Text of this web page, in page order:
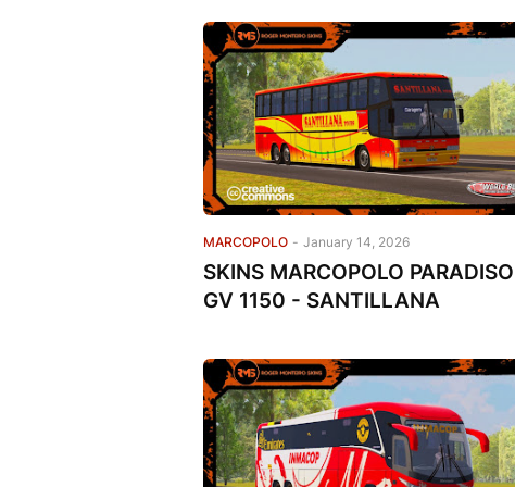
MARCOPOLO - January 14, 2026
SKINS MARCOPOLO PARADISO
GV 1150 - SANTILLANA